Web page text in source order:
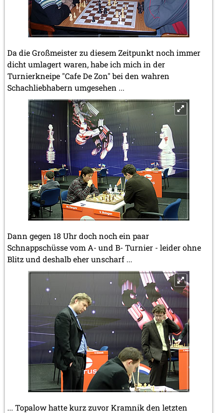
Da die Großmeister zu diesem Zeitpunkt noch immer
dicht umlagert waren, habe ich mich in der
Turnierkneipe "Cafe De Zon" bei den wahren
Schachliebhabern umgesehen ...
Dann gegen 18 Uhr doch noch ein paar
Schnappschüsse vom A- und B- Turnier - leider ohne
Blitz und deshalb eher unscharf ...
... Topalow hatte kurz zuvor Kramnik den letzten